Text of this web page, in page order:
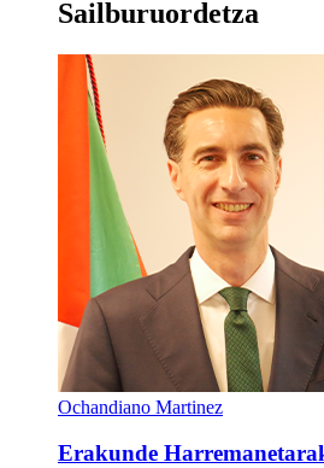
Sailburuordetza
Ochandiano Martinez
Erakunde